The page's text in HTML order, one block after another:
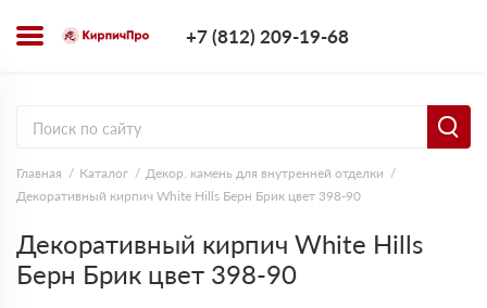
+7 (812) 209-19-68
Главная Каталог
Декор. камень для внутренней отделки
Декоративный кирпич White Hills Берн Брик цвет 398-90
Декоративный кирпич White Hills
Берн Брик цвет 398-90